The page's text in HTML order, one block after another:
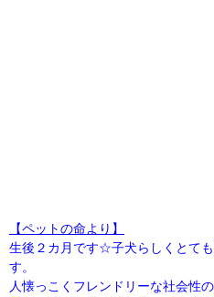
【ペットの命より】
生後２カ月です☆子犬らしくとて
す。
人懐っこくフレンドリーな社会性の